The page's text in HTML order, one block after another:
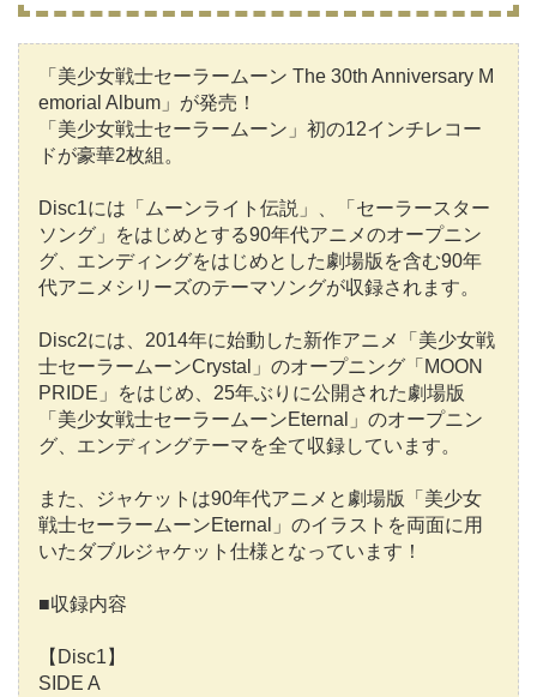
「美少女戦士セーラームーン The 30th Anniversary M
emorial Album」が発売！
「美少女戦士セーラームーン」初の12インチレコー
ドが豪華2枚組。
Disc1には「ムーンライト伝説」、「セーラースター
ソング」をはじめとする90年代アニメのオープニン
グ、エンディングをはじめとした劇場版を含む90年
代アニメシリーズのテーマソングが収録されます。
Disc2には、2014年に始動した新作アニメ「美少女戦
士セーラームーンCrystal」のオープニング「MOON
PRIDE」をはじめ、25年ぶりに公開された劇場版
「美少女戦士セーラームーンEternal」のオープニン
グ、エンディングテーマを全て収録しています。
また、ジャケットは90年代アニメと劇場版「美少女
戦士セーラームーンEternal」のイラストを両面に用
いたダブルジャケット仕様となっています！
■収録内容
【Disc1】
SIDE A